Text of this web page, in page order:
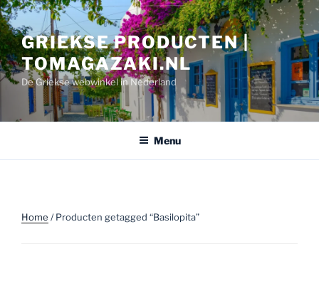
Ga
naar
de
inhoud
GRIEKSE PRODUCTEN |
TOMAGAZAKI.NL
De Griekse webwinkel in Nederland
Menu
Home / Producten getagged “Basilopita”